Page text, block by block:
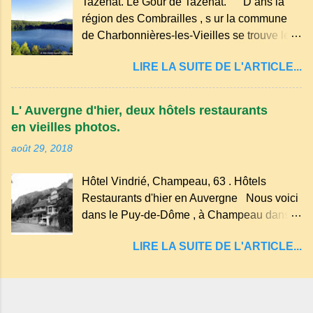
dans les nuages et brille au moindre rayon
de soleil, attirant le regard. Bien entouré de
verdure, d'un étang, d'une bambouseraie
des souvenirs tout cela dans un grand parc
arboré.
région des Combrailles , s ur la commune
de Charbonnières-les-Vieilles se trouve le
d'explosion) rempli d’eau, appelé : le Lac de
Tazenat ou Tazanat, il est le premier et le
plus au nord de la Chaîne des Puys qui en
compte près de soixante. En Auvergne
"sans fond" et en forme d'entonnoir
entraînant vers les entrailles de la terre, les
malheureux qui s'approchaient trop de
LIRE LA SUITE DE L'ARTICLE...
L' Auvergne d'hier, deux hôtels restaurants
en vieilles photos.
août 29, 2018
Hôtel Vindrié, Champeau, 63 . Hôtels
Restaurants d'hier en Auvergne Nous voici
dans le Puy-de-Dôme , à Champeau dans
Servant . L'Hôtel-Restaurant Vindrié était
son jambon de pays et son poulet cocotte,
LIRE LA SUITE DE L'ARTICLE...